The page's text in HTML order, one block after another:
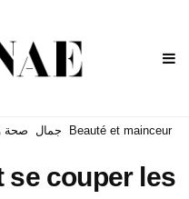
Beauté et mainceur جمال صحة
se couper les